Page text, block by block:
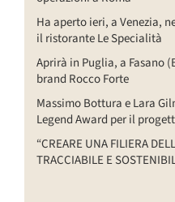
Ha aperto ieri, a Venezia,
il ristorante Le Specialità
Aprirà in Puglia, a Fasano
brand Rocco Forte
Massimo Bottura e Lara
Legend Award per il
“CREARE UNA FILIERA
TRACCIABILE E